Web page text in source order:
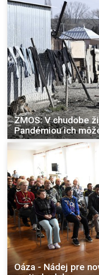
ZMOS: V chudobe
Pandémiou ich
Oáza - Nádej pre